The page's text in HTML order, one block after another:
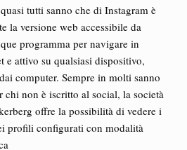
tutti sanno che di Instagram è
la versione web accessibile da
programma per navigare in
e attivo su qualsiasi dispositivo,
computer. Sempre in molti sanno
chi non è iscritto al social, la società
offre la possibilità di vedere i
profili configurati con modalità